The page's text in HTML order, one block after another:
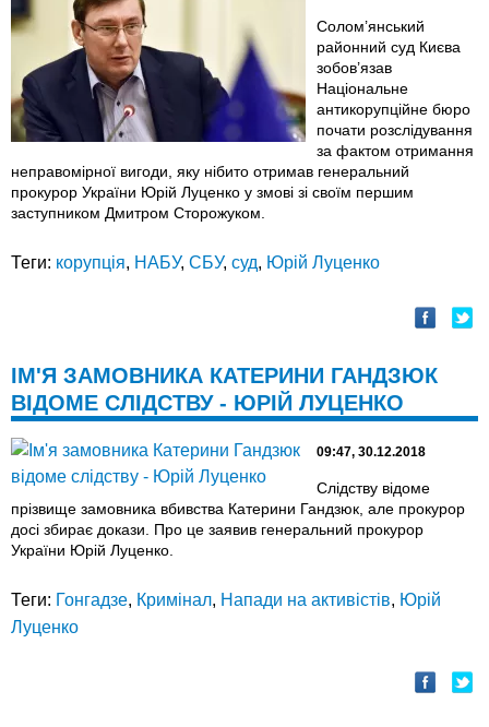
Солом’янський
районний суд Києва
зобов’язав
Національне
антикорупційне бюро
почати розслідування
за фактом отримання
неправомірної вигоди, яку нібито отримав генеральний
прокурор України Юрій Луценко у змові зі своїм першим
заступником Дмитром Сторожуком.
Теги: корупція, НАБУ, СБУ, суд, Юрій Луценко
ІМ'Я ЗАМОВНИКА КАТЕРИНИ ГАНДЗЮК
ВІДОМЕ СЛІДСТВУ - ЮРІЙ ЛУЦЕНКО
09:47, 30.12.2018
Слідству відоме
прізвище замовника вбивства Катерини Гандзюк, але прокурор
досі збирає докази. Про це заявив генеральний прокурор
України Юрій Луценко.
Теги: Гонгадзе, Кримінал, Напади на активістів, Юрій
Луценко